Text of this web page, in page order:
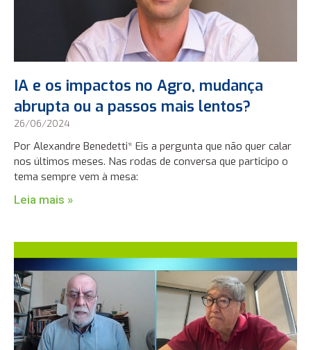
IA e os impactos no Agro, mudança
abrupta ou a passos mais lentos?
26/06/2024
Por Alexandre Benedetti* Eis a pergunta que não quer calar
nos últimos meses. Nas rodas de conversa que participo o
tema sempre vem à mesa:
Leia mais »